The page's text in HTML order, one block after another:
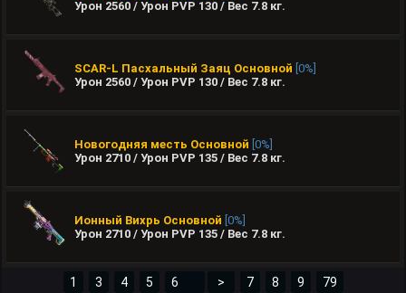
Урон 2560 / Урон PVP 130 / Вес 7.8 кг.
SCAR-L Пасхальный Заяц Основной [0%]
Урон 2560 / Урон PVP 130 / Вес 7.8 кг.
Новогодняя месть Основной [0%]
Урон 2710 / Урон PVP 135 / Вес 7.8 кг.
Ионный Вихрь Основной [0%]
Урон 2710 / Урон PVP 135 / Вес 7.8 кг.
1 3 4 5 > 7 8 9 79